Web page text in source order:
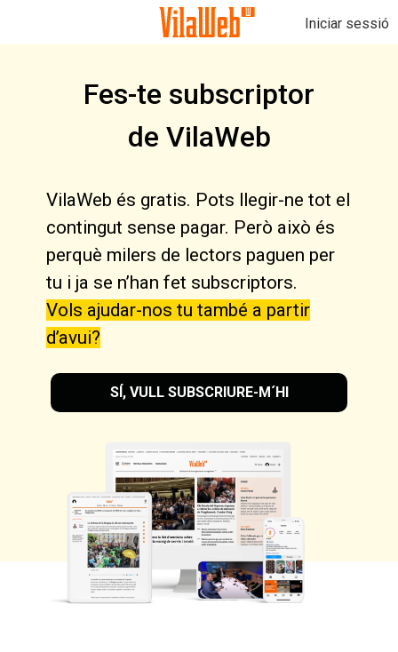
Iniciar sessió
Fes-te subscriptor
de VilaWeb
VilaWeb és gratis. Pots llegir-ne tot el
contingut sense pagar. Però això és
perquè milers de lectors paguen per
tu i ja se n’han fet subscriptors.
Vols ajudar-nos tu també a partir
d’avui?
SÍ, VULL SUBSCRIURE-M´HI